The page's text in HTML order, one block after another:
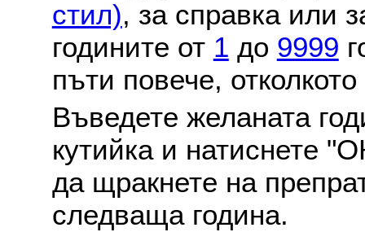
стил), за справка или
годините от 1 до 9999
пъти повече,
Въведете желаната
кутийка и натиснете
да щракнете на
следваща година.